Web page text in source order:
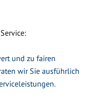
und zu fairen
wir Sie ausführlich